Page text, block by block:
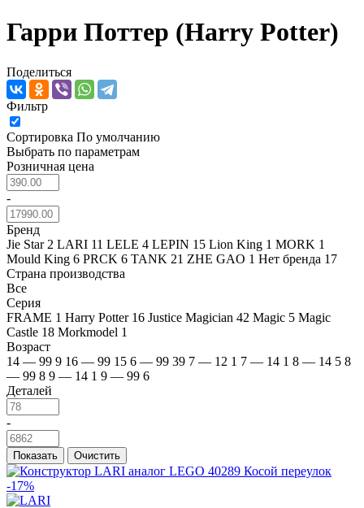
Гарри Поттер (Harry Potter)
Поделиться
Фильтр
Сортировка По умолчанию
Выбрать по параметрам
Розничная цена
-
Бренд
Jie Star 2 LARI 11 LELE 4 LEPIN 15 Lion King 1 MORK 1
Mould King 6 PRCK 6 TANK 21 ZHE GAO 1 Нет бренда 17
Страна производства
Все
Серия
FRAME 1 Harry Potter 16 Justice Magician 42 Magic 5 Magic
Castle 18 Morkmodel 1
Возраст
14 — 99 9 16 — 99 15 6 — 99 39 7 — 12 1 7 — 14 1 8 — 14 5 8
— 99 8 9 — 14 1 9 — 99 6
Деталей
-
Показать Очистить
-17%